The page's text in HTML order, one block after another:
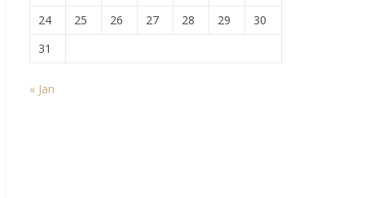
24
25 26 27 28 29
30
31
« Jan